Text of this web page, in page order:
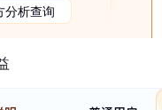
分析查询